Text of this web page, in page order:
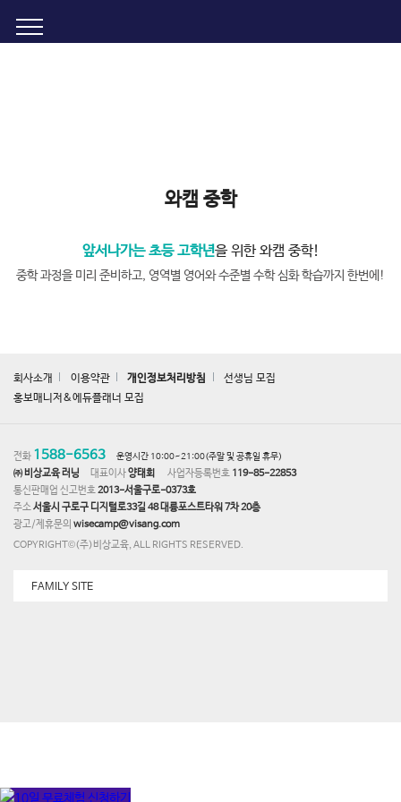
와캠 중학
앞서나가는 초등 고학년을 위한 와캠 중학!
중학 과정을 미리 준비하고, 영역별 영어와 수준별 수학 심화 학습까지 한번에!
회사소개 이용약관 개인정보처리방침
선생님 모집
홍보매니저&에듀플래너 모집
전화 1588-6563
운영시간 10:00~21:00(주말 및 공휴일 휴무)
㈜ 비상교육 러닝
대표이사양태회 사업자등록번호 119-85-22853
통신판매업 신고번호2013-서울구로-0373호
주소서울시 구로구 디지털로33길 48 대륭포스트타워 7차 20층
광고/제휴문의 wisecamp@visang.com
COPYRIGHT©(주)비상교육, ALL RIGHTS RESERVED.
FAMILY SITE